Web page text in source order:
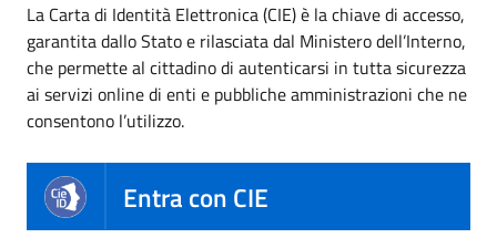
La Carta di Identità Elettronica (CIE) è la chiave di accesso,
garantita dallo Stato e rilasciata dal Ministero dell’Interno,
che permette al cittadino di autenticarsi in tutta sicurezza
ai servizi online di enti e pubbliche amministrazioni che ne
consentono l’utilizzo.
Entra con CIE